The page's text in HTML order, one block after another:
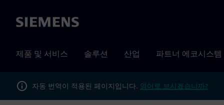
Siemens
제품 및 서비스 솔루션 산업 파트너 에코시스템
자동 번역이 적용된 페이지입니다. 영어로 보시겠습니까?